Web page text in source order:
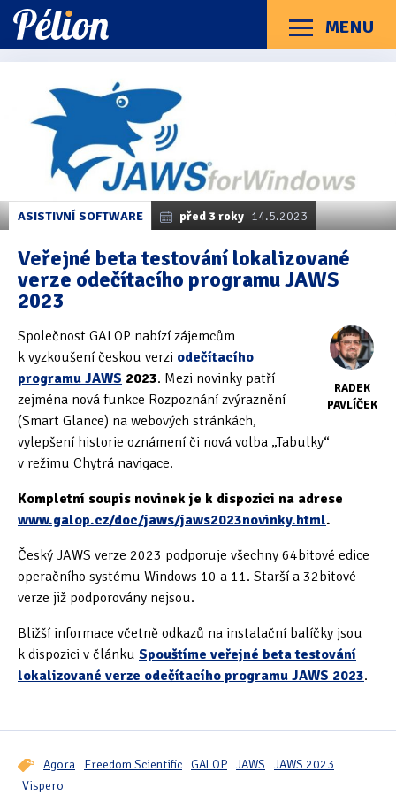
Přejít
na
štítky
Přejít
na
kategorie
Přejít
na
obsah
MENU
Menu
Kategorie článků
Dotazníky
Hardware
(163)
Braillské řádky(31)
Lupy (8)
Mobilní zařízení(85)
Zápisníky(7)
Názory & zkušenosti(143)
Oficiální materiály(57)
Pozvánky & oznámení
Pracuji sluchem (564)
Pracuji sluchem a hmatem
(566)
Pracuji zrakem(456)
Pracuji zrakem a sluchem(515)
Služby(115)
Asistivní software(428)
Běžný software(284)
ASISTIVNÍ SOFTWARE před 3 roky 14.5.2023
Veřejné beta testování lokalizované
verze odečítacího programu JAWS
2023
RADEK
PAVLÍČEK
Společnost GALOP nabízí zájemcům
k vyzkoušení českou verzi odečítacího
programu JAWS 2023. Mezi novinky patří
zejména nová funkce Rozpoznání zvýraznění
(Smart Glance) na webových stránkách,
vylepšení historie oznámení či nová volba „Tabulky“
v režimu Chytrá navigace.
Kompletní soupis novinek je k dispozici na adrese
www.galop.cz/doc/jaws/jaws2023novinky.html.
Český JAWS verze 2023 podporuje všechny 64bitové edice
operačního systému Windows 10 a 11. Starší a 32bitové
verze již podporovány nejsou.
Bližší informace včetně odkazů na instalační balíčky jsou
k dispozici v článku Spouštíme veřejné beta testování
lokalizované verze odečítacího programu JAWS 2023.
Agora Freedom Scientific GALOP JAWS
JAWS 2023
Vispero